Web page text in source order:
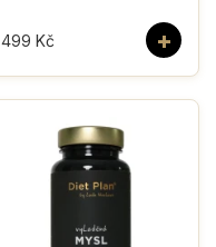
+
499 Kč